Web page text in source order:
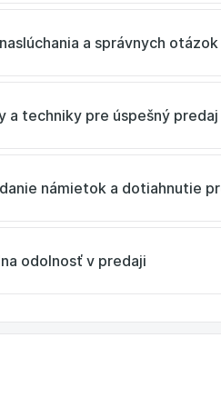
a správnych otázok
a techniky pre úspešný predaj
námietok a dotiahnutie
odolnosť v predaji